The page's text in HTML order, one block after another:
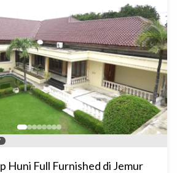
Huni Full Furnished di Jemur